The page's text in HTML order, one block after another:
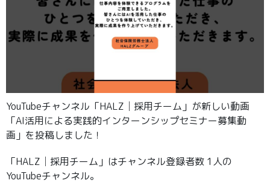
YouTubeチャンネル「HALZ│採用チーム」が新しい動画
「AI活用による実践的インターンシップセミナー募集動
画」を投稿しました！
「HALZ│採用チーム」はチャンネル登録者数 1人の
YouTubeチャンネル。